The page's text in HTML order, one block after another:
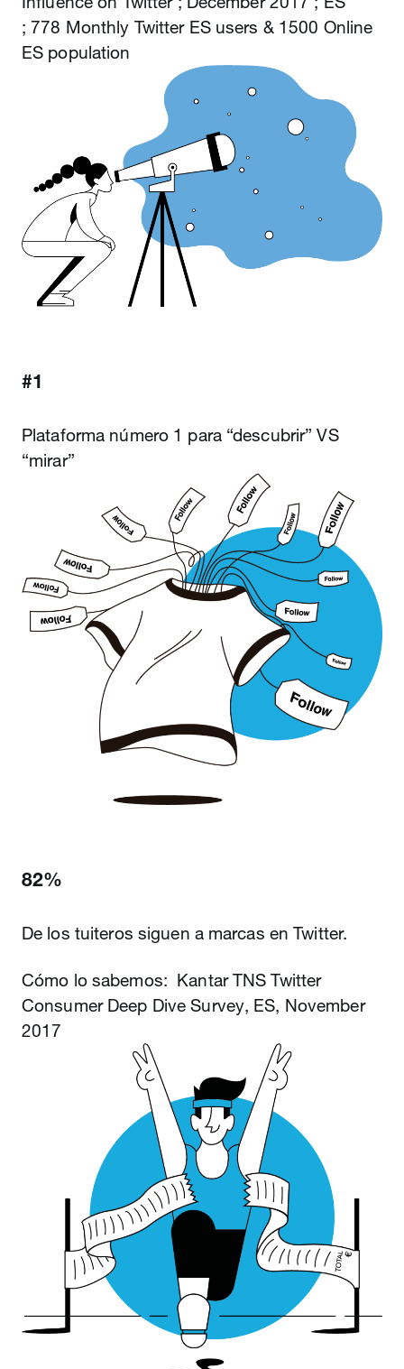
; 778 Monthly Twitter ES users & 1500 Online
ES population
#1
Plataforma número 1 para “descubrir” VS
“mirar”
82%
De los tuiteros siguen a marcas en Twitter.
Cómo lo sabemos: Kantar TNS Twitter
Consumer Deep Dive Survey, ES, November
2017